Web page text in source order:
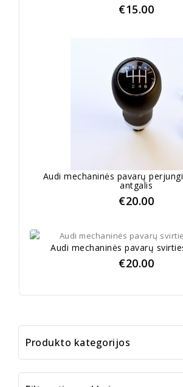
€15.00
Audi mechaninės pavarų
antgalis
€20.00
Audi mechaninės pavarų
€20.00
Produkto kategorijos